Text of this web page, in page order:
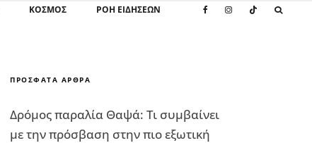
ΚΌΣΜΟΣ ΡΟΗ ΕΙΔΗΣΕΩΝ
ΠΡΌΣΦΑΤΑ ΆΡΘΡΑ
Δρόμος παραλία Θαψά: Τι συμβαίνει
με την πρόσβαση στην πιο εξωτική